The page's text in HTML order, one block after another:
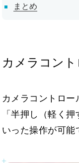
まとめ
カメラコン
カメラコントロー
「半押し（軽く
いった操作が可能